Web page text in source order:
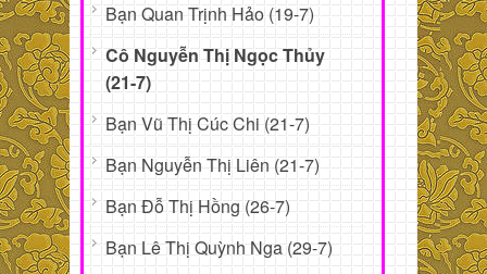
Bạn Quan Trịnh Hảo (19-7)
Cô Nguyễn Thị Ngọc Thủy
(21-7)
Bạn Vũ Thị Cúc Chi (21-7)
Bạn Nguyễn Thị Liên (21-7)
Bạn Đỗ Thị Hồng (26-7)
Bạn Lê Thị Quỳnh Nga (29-7)